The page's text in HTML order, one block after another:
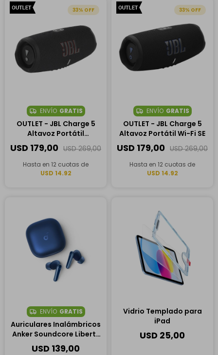
33
ENVÍO GRATIS
OUTLET - JBL Charge 5
Altavoz Portátil
Bluetooth
USD 179,00 USD 269,00
Hasta en 12 cuotas de
USD 14.92
33
ENVÍO GRATIS
OUTLET - JBL Charge 5
Altavoz Portátil Wi-Fi SE
USD 179,00 USD 269,00
Hasta en 12 cuotas de
USD 14.92
ENVÍO GRATIS
Auriculares Inalámbricos
Anker Soundcore Liberty
5 Earbuds
USD 139,00
Vidrio Templado para
iPad
USD 25,00